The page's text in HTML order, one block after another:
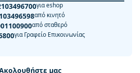
για eshop
από κινητό
από σταθερό
για Γραφείο Επικοινωνίας
μας